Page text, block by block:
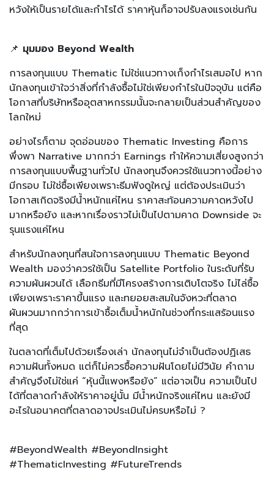
หวังให้เป็นรายได้และกำไรได้ ราคาหุ้นก็อาจปรับลงแรงเช่นกัน
📌 มุมมอง Beyond Wealth
การลงทุนแบบ Thematic ไม่ใช่แนวทางเก็งกำไรเสมอไป หาก
นักลงทุนเข้าใจว่าสิ่งที่กำลังซื้อไม่ใช่เพียงกำไรในปัจจุบัน แต่คือ
โอกาสที่บริษัทหรืออุตสาหกรรมนั้นจะกลายเป็นส่วนสำคัญของ
โลกใหม่
อย่างไรก็ตาม จุดอ่อนของ Thematic Investing คือการ
พึ่งพา Narrative มากกว่า Earnings ทำให้ความเสี่ยงสูงกว่า
การลงทุนแบบพื้นฐานทั่วไป นักลงทุนจึงควรใช้แนวทางนี้อย่าง
มีกรอบ ไม่ใช่ซื้อเพียงเพราะธีมฟังดูใหญ่ แต่ต้องประเมินว่า
โอกาสเกิดจริงมีน้ำหนักแค่ไหน ราคาสะท้อนความคาดหวังไป
มากหรือยัง และหากเรื่องราวไม่เป็นไปตามคาด Downside จะ
รุนแรงแค่ไหน
สำหรับนักลงทุนที่สนใจการลงทุนแบบ Thematic Beyond
Wealth มองว่าควรใช้เป็น Satellite Portfolio ในระดับที่รับ
ความผันผวนได้ เลือกธีมที่มีโครงสร้างการเติบโตจริง ไม่ไล่ซื้อ
เพียงเพราะราคาขึ้นแรง และทยอยสะสมในจังหวะที่ตลาด
ผันผวนมากกว่าการเข้าซื้อเต็มน้ำหนักในช่วงที่กระแสร้อนแรง
ที่สุด
ในตลาดที่เต็มไปด้วยเรื่องเล่า นักลงทุนไม่จำเป็นต้องปฏิเสธ
ความฝันทั้งหมด แต่ก็ไม่ควรซื้อความฝันโดยไม่มีวินัย คำถาม
สำคัญจึงไม่ใช่แค่ “หุ้นนี้แพงหรือยัง” แต่อาจเป็น ความเป็นไป
ได้ที่ตลาดกำลังให้ราคาอยู่นั้น มีน้ำหนักจริงแค่ไหน และยังมี
อะไรในอนาคตที่ตลาดอาจประเมินไม่ครบหรือไม่ ?
#BeyondWealth #BeyondInsight
#ThematicInvesting #FutureTrends